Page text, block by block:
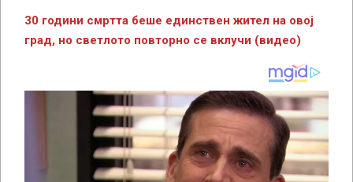
30 години смртта беше единствен жител на овој
град, но светлото повторно се вклучи (видео)